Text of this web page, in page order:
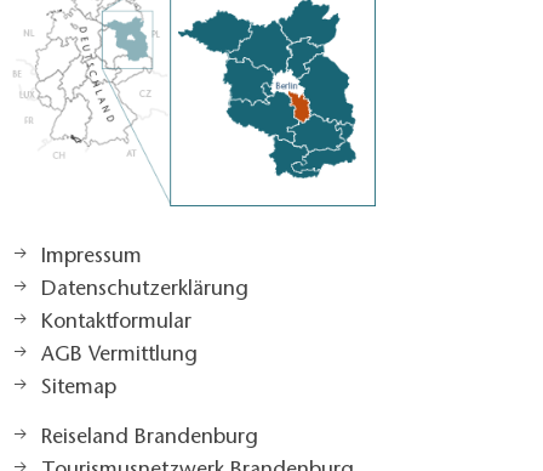
Impressum
Datenschutzerklärung
Kontaktformular
AGB Vermittlung
Sitemap
Reiseland Brandenburg